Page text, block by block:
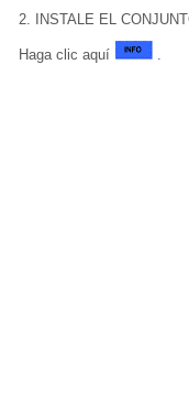
2. INSTALE EL
Haga clic aquí .